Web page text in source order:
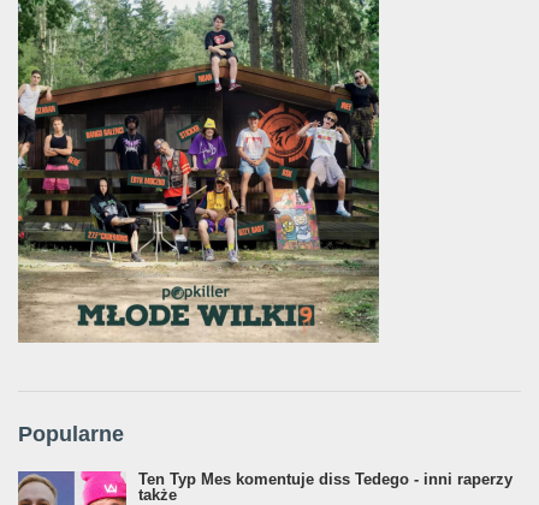
Popularne
Ten Typ Mes komentuje diss Tedego - inni raperzy
także